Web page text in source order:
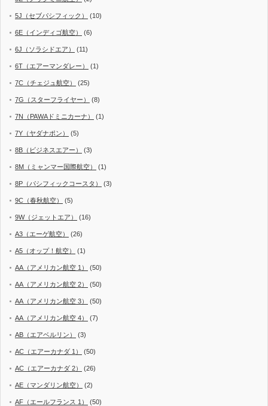
5J（セブパシフィック） (10)
6E（インディゴ航空） (6)
6J（ソラシドエア） (11)
6T（エアーマンダレー） (1)
7C（チェジュ航空） (25)
7G（スターフライヤー） (8)
7N（PAWAドミニカーナ） (1)
7Y（ヤダナポン） (5)
8B（ビジネスエアー） (3)
8M（ミャンマー国際航空） (1)
8P（パシフィックコースタ） (3)
9C（春秋航空） (5)
9W（ジェットエア） (16)
A3（エーゲ航空） (26)
A5（オップ！航空） (1)
AA（アメリカン航空 1） (50)
AA（アメリカン航空 2） (50)
AA（アメリカン航空 3） (50)
AA（アメリカン航空 4） (7)
AB（エアベルリン） (3)
AC（エアーカナダ 1） (50)
AC（エアーカナダ 2） (26)
AE（マンダリン航空） (2)
AF（エールフランス 1） (50)